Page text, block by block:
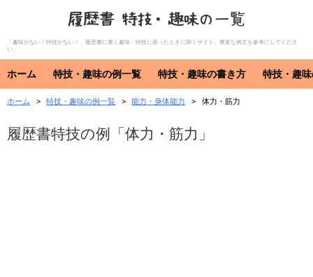
履歴書 特技・趣味の一覧
「趣味がない！特技がない！」履歴書に書く趣味・特技に困ったときに開くサイト。豊富な例文を参考にしてくださ
い。
ホーム 特技・趣味の例一覧
特技・趣味
資格・免許
特技・趣味の書き方
特技
趣味
資格・免許
特技・趣
ホーム 特技・趣味の例一覧 能力・身体能力 体力・筋力
履歴書特技の例「体力・筋力」